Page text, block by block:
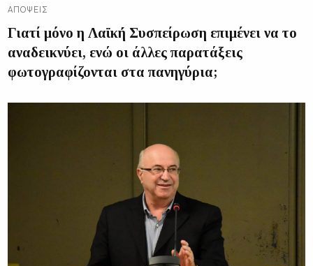
ΑΠΌΨΕΙΣ
Γιατί μόνο η Λαϊκή Συσπείρωση επιμένει να το
αναδεικνύει, ενώ οι άλλες παρατάξεις
φωτογραφίζονται στα πανηγύρια;